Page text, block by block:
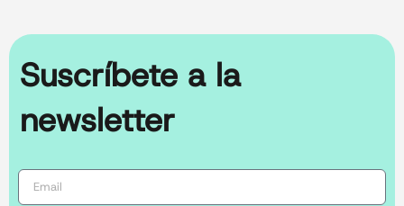
Suscríbete a la
newsletter